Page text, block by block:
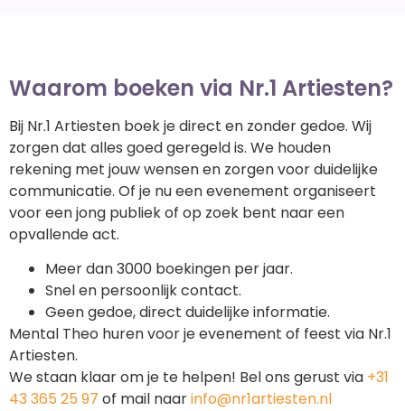
Waarom boeken via Nr.1 Artiesten?
Bij Nr.1 Artiesten boek je direct en zonder gedoe. Wij
zorgen dat alles goed geregeld is. We houden
rekening met jouw wensen en zorgen voor duidelijke
communicatie. Of je nu een evenement organiseert
voor een jong publiek of op zoek bent naar een
opvallende act.
Meer dan 3000 boekingen per jaar.
Snel en persoonlijk contact.
Geen gedoe, direct duidelijke informatie.
Mental Theo huren voor je evenement of feest via Nr.1
Artiesten.
We staan klaar om je te helpen! Bel ons gerust via +31
43 365 25 97 of mail naarinfo@nr1artiesten.nl